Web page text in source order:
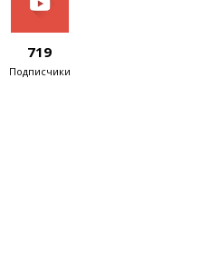
719
Подписчики